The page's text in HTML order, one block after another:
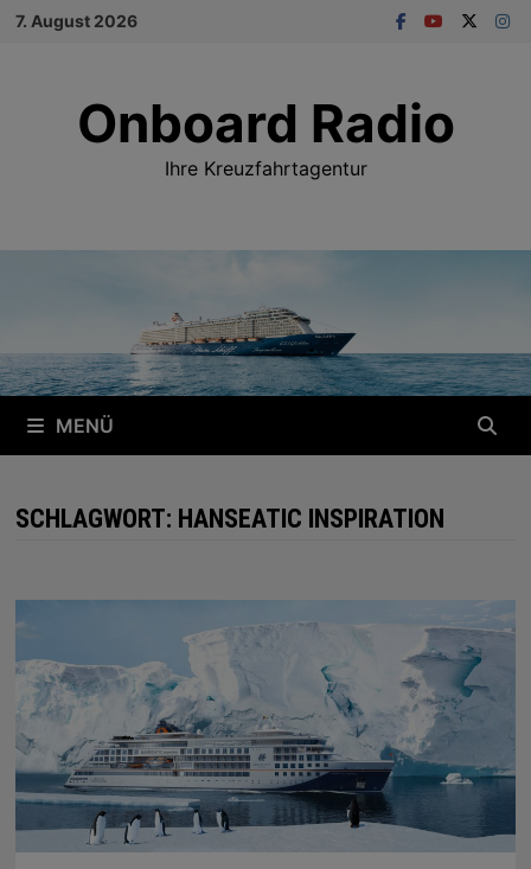
Zum
7. August 2026
Onboard Radio
Ihre Kreuzfahrtagentur
MENÜ
SCHLAGWORT: HANSEATIC INSPIRATION